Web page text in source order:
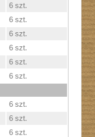
6 szt.
6 szt.
6 szt.
6 szt.
6 szt.
6 szt.
6 szt.
6 szt.
6 szt.